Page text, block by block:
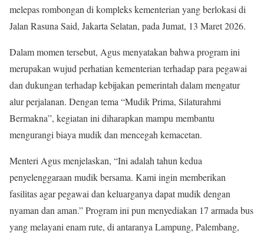
melepas rombongan di kompleks kementerian yang berlokasi di
Jalan Rasuna Said, Jakarta Selatan, pada Jumat, 13 Maret 2026.
Dalam momen tersebut, Agus menyatakan bahwa program ini
merupakan wujud perhatian kementerian terhadap para pegawai
dan dukungan terhadap kebijakan pemerintah dalam mengatur
alur perjalanan. Dengan tema “Mudik Prima, Silaturahmi
Bermakna”, kegiatan ini diharapkan mampu membantu
mengurangi biaya mudik dan mencegah kemacetan.
Menteri Agus menjelaskan, “Ini adalah tahun kedua
penyelenggaraan mudik bersama. Kami ingin memberikan
fasilitas agar pegawai dan keluarganya dapat mudik dengan
nyaman dan aman.” Program ini pun menyediakan 17 armada bus
yang melayani enam rute, di antaranya Lampung, Palembang,